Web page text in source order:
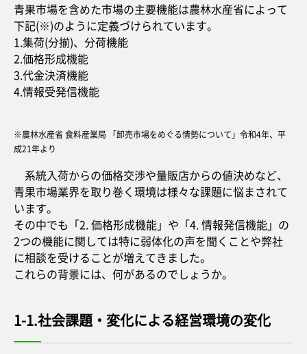
青果市場を含めた市場の主要機能は農林水産省によって
下記(※)のように定義づけられています。
1.集荷(分揃)、分荷機能
2.価格形成機能
3.代金決済機能
4.情報受発信機能
※農林水産省 食料産業局 「卸売市場をめぐる情勢について」令和4年、平
成21年より
系統入荷からの価格交渉や量販店からの値決めなど、
青果市場業界を取り巻く環境は様々な課題に悩まされて
います。
その中でも「2. 価格形成機能」や「4. 情報発信機能」の
2つの機能に関しては特に弱体化の声を聞くことや弊社
に相談を受けることが増えてきました。
これらの背景には、何があるのでしょうか。
1-1.社会課題・変化による経営環境の変化